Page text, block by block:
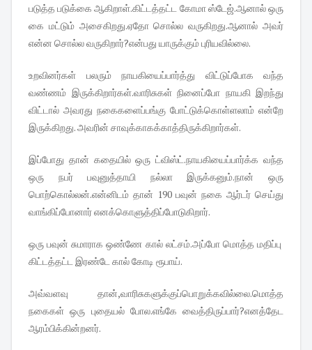
படுத்த படுக்கை ஆகிறாள்.கிட்டத்தட்ட கோமா ஸ்டேஜ்.ஆனால் ஒரு
கை மட்டும் அசைகிறது.ஏதோ சொல்ல வருகிறது.ஆனால் அவர்
என்ன சொல்ல வருகிறார்?என்பது யாருக்கும் புரியவில்லை.
உறவினர்கள் பலரும் நாயகியைப்பார்த்து விட்டுப்போக வந்த
வண்ணம் இருக்கிறார்கள்.வாரிசுகள் நினைப்போ நாயகி இறந்து
விட்டால் அவரது நகைகளைப்பங்கு போட்டுக்கொள்ளலாம் என்றே
இருக்கிறது. அவரின் சாவுக்காகக்காத்திருக்கிறார்கள்.
இப்போது தான் கதையில் ஒரு ட்விஸ்ட்.நாயகியைப்பார்க்க வந்த
ஒரு நபர் பவுனுத்தாயி நல்லா இருக்கனும்.நான் ஒரு
பொற்கொல்லன்.என்னிடம் தான் 190 பவுன் நகை ஆர்டர் செய்து
வாங்கிப்போனார் எனக்கொளுத்திப்போடுகிறார்.
ஒரு பவுன் சுமாராக ஒண்ணே கால் லட்சம்.அப்போ மொத்த மதிப்பு
கிட்டத்தட்ட இரண்டே கால் கோடி ரூபாய்.
அவ்வளவு தான்,வாரிசுகளுக்குப்பொறுக்கவில்லை.மொத்த
நகைகள் ஒரு புதையல் போல.எங்கே வைத்திருப்பார்?எனத்தேட
ஆரம்பிக்கின்றனர்.